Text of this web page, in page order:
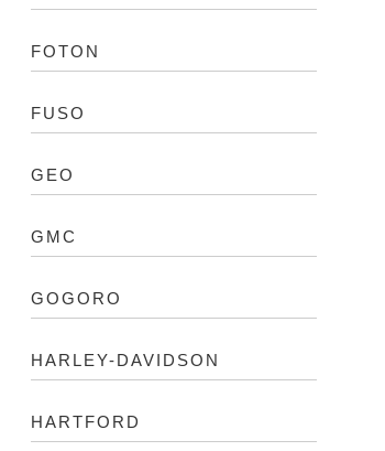
FOTON
FUSO
GEO
GMC
GOGORO
HARLEY-DAVIDSON
HARTFORD